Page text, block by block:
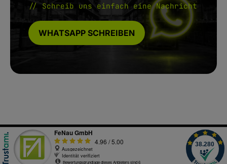
// Schreib uns einfach eine Nachricht
WHATSAPP SCHREIBEN